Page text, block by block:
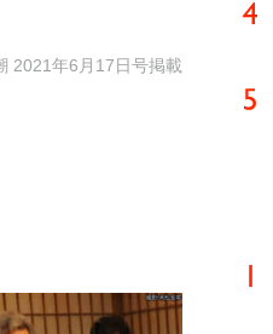
2021年6月17日号掲載